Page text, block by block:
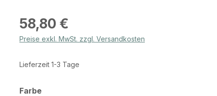
Regulärer Preis:
58,80 €
Preise exkl. MwSt. zzgl. Versandkosten
Lieferzeit 1-3 Tage
Farbeauswählen